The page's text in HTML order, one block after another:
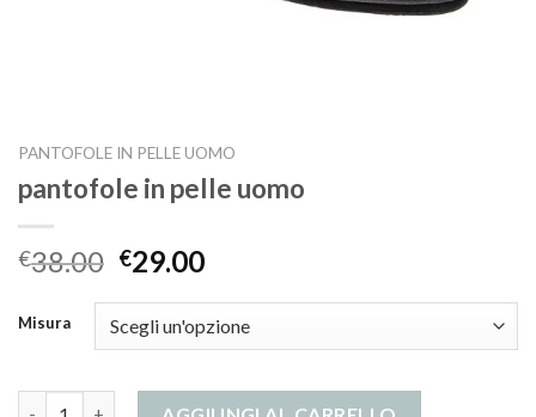
PANTOFOLE IN PELLE UOMO
pantofole in pelle uomo
€38.00 €29.00
Misura